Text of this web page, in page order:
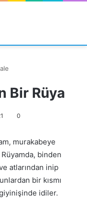
Bir Rüya
0
murakabeye
Rüyamda, binden
atlarından inip
bir kısmı
idiler.